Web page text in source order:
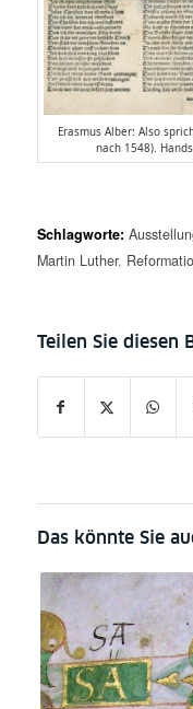
Erasmus Alber: Also
nach 1548).
Schlagworte:
Martin Luther,
Das könnte Sie